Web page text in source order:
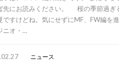
先にお読みください。 桜の季節過ぎ
ですけどね。気にせずにMF、FW
ニオ・…
ニュース